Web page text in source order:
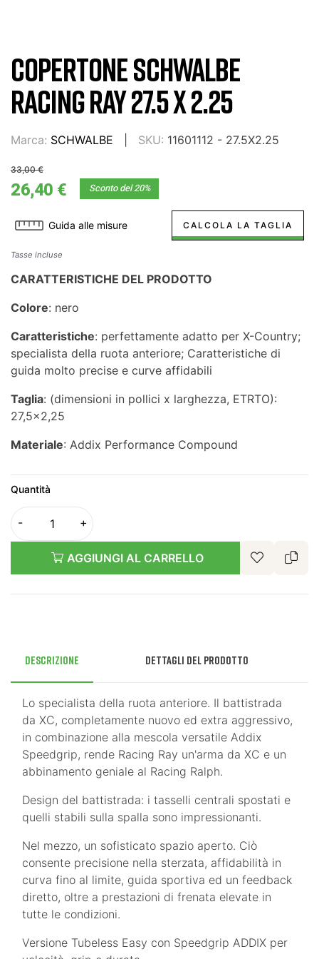
COPERTONE SCHWALBE
RACING RAY 27.5 X 2.25
Marca: SCHWALBE SKU: 11601112 - 27.5X2.25
33,00 €
26,40 € Sconto del 20%
Guida alle misure CALCOLA LA TAGLIA
Tasse incluse
CARATTERISTICHE DEL PRODOTTO
Colore: nero
Caratteristiche: perfettamente adatto per X-Country;
specialista della ruota anteriore; Caratteristiche di
guida molto precise e curve affidabili
Taglia: (dimensioni in pollici x larghezza, ETRTO):
27,5x2,25
Materiale: Addix Performance Compound
Quantità
AGGIUNGI AL CARRELLO
Descrizione Dettagli del prodotto
Lo specialista della ruota anteriore. Il battistrada
da XC, completamente nuovo ed extra aggressivo,
in combinazione alla mescola versatile Addix
Speedgrip, rende Racing Ray un'arma da XC e un
abbinamento geniale al Racing Ralph.
Design del battistrada: i tasselli centrali spostati e
quelli stabili sulla spalla sono impressionanti.
Nel mezzo, un sofisticato spazio aperto. Ciò
consente precisione nella sterzata, affidabilità in
curva fino al limite, guida sportiva ed un feedback
diretto, oltre a prestazioni di frenata elevate in
tutte le condizioni.
Versione Tubeless Easy con Speedgrip ADDIX per